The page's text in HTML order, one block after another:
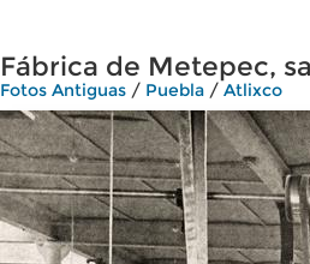
Fábrica de Metepec,
Fotos Antiguas / Puebla / Atlixco